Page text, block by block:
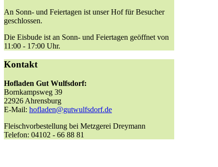
An Sonn- und Feiertagen ist unser Hof für Besucher
geschlossen.
Die Eisbude ist an Sonn- und Feiertagen geöffnet von
11:00 - 17:00 Uhr.
Kontakt
Hofladen Gut Wulfsdorf:
Bornkampsweg 39
22926 Ahrensburg
E-Mail: hofladen@gutwulfsdorf.de
Fleischvorbestellung bei Metzgerei Dreymann
Telefon: 04102 - 66 88 81